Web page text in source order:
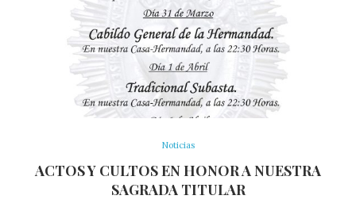
Noticias
ACTOS Y CULTOS EN HONOR A NUESTRA
SAGRADA TITULAR